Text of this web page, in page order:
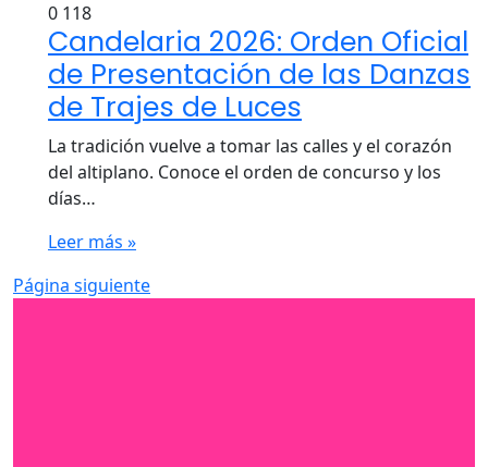
0 118
Candelaria 2026: Orden Oficial
de Presentación de las Danzas
de Trajes de Luces
La tradición vuelve a tomar las calles y el corazón
del altiplano. Conoce el orden de concurso y los
días…
Leer más »
Página siguiente